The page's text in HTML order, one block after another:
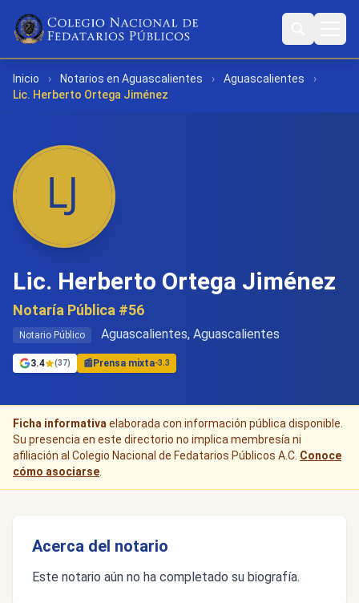
Inicio › Notarios en Aguascalientes › Aguascalientes
›
Lic. Herberto Ortega Jiménez
Lic. Herberto Ortega Jiménez
Notaría Pública #56
Notario Público Aguascalientes, Aguascalientes
3.4 (37) 📰 Prensa mixta-3.3
Ficha informativa elaborada con información pública disponible.
Su presencia en este directorio no implica membresía ni
afiliación al Colegio Nacional de Fedatarios Públicos A.C. Conoce
cómo asociarse
Acerca del notario
Este notario aún no ha completado su biografía.